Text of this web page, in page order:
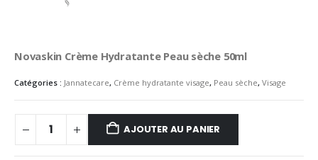
Novaskin Crème Hydratante Peau sèche 50ml
Catégories : Jannatecare, Crème hydratante visage, Peau sèche, Visage
AJOUTER AU PANIER